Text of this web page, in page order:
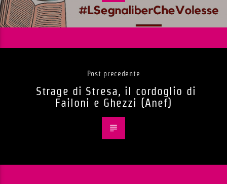
Post precedente
Strage di Stresa, il cordoglio di
Failoni e Ghezzi (Anef)